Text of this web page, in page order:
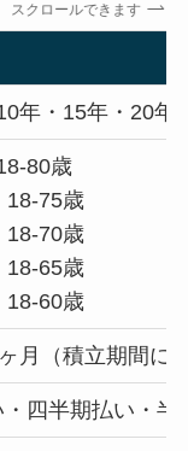
スクロールできます
年・15年・20年
80歳
18-75歳
18-70歳
18-65歳
18-60歳
月（積立期間に
・四半期払い・半